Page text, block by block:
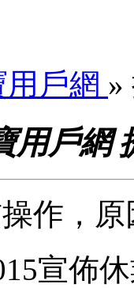
用戶網 »
用戶網
作，
宣佈